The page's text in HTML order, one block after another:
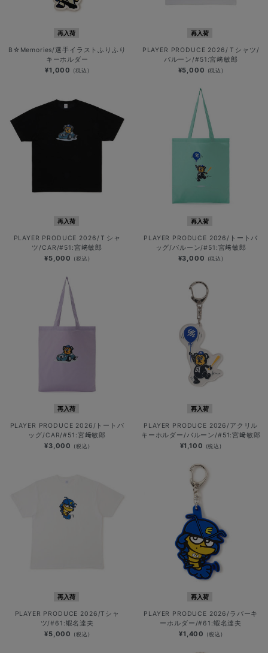
再入荷
B☆Memories/選手イラストふりふり
キーホルダー
¥1,000 (税込)
再入荷
PLAYER PRODUCE 2026/Ｔシャツ/
バルーン/#51:宮﨑敏郎
¥5,000 (税込)
再入荷
PLAYER PRODUCE 2026/Ｔシャ
ツ/CAR/#51:宮﨑敏郎
¥5,000 (税込)
再入荷
PLAYER PRODUCE 2026/トートバ
ッグ/バルーン/#51:宮﨑敏郎
¥3,000 (税込)
再入荷
PLAYER PRODUCE 2026/トートバ
ッグ/CAR/#51:宮﨑敏郎
¥3,000 (税込)
再入荷
PLAYER PRODUCE 2026/アクリル
キーホルダー/バルーン/#51:宮﨑敏郎
¥1,100 (税込)
再入荷
PLAYER PRODUCE 2026/Tシャ
ツ/#61:蝦名達夫
¥5,000 (税込)
再入荷
PLAYER PRODUCE 2026/ラバーキ
ーホルダー/#61:蝦名達夫
¥1,400 (税込)